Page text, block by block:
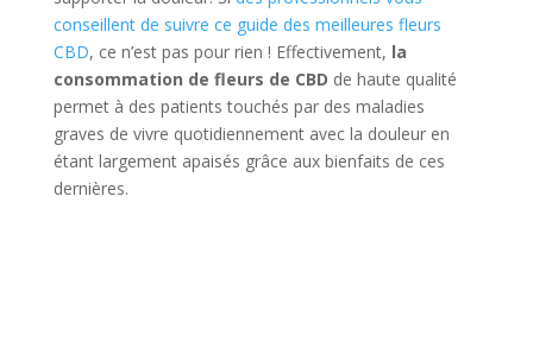
conseillent de suivre ce guide des meilleures fleurs
CBD, ce n’est pas pour rien ! Effectivement, la
consommation de fleurs de CBD de haute qualité
permet à des patients touchés par des maladies
graves de vivre quotidiennement avec la douleur en
étant largement apaisés grâce aux bienfaits de ces
dernières.